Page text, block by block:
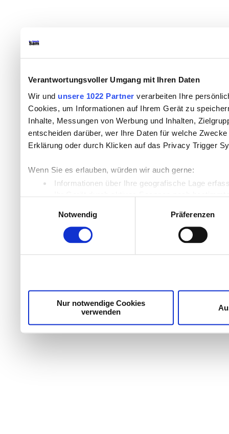
Verantwortungsvoller Umgang mit Ihren Daten
Wir und unsere 1022 Partner verarbeiten Ihre
Cookies, um Informationen auf Ihrem Gerät zu
Inhalte, Messungen von Werbung und Inhalten,
entscheiden darüber, wer Ihre Daten für welche
Erklärung oder durch Klicken auf das Privacy Trigger
Wenn Sie es erlauben, würden wir auch gerne:
Informationen über Ihre geografische Lage
Ihr Gerät durch aktives Scannen nach
Wir verwenden Cookies, um Inhalte und Anzeigen zu
die Zugriffe auf unsere Website zu analysieren.
Dienste gesammelt haben.
Notwendig
Präferenzen
Nur notwendige Cookies
verwenden